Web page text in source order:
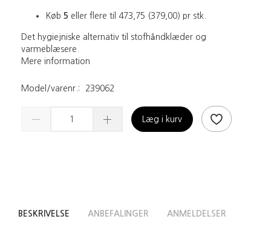
Køb 5 eller flere til 473,75 (379,00) pr stk.
Det hygiejniske alternativ til stofhåndklæder og
varmeblæsere.
Mere information
Model/varenr.: 239062
Læg i kurv
BESKRIVELSE ANBEFALINGER ANMELDELSER